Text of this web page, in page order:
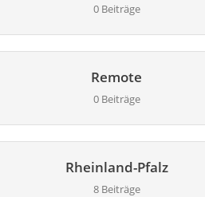
0 Beiträge
Remote
0 Beiträge
Rheinland-Pfalz
8 Beiträge